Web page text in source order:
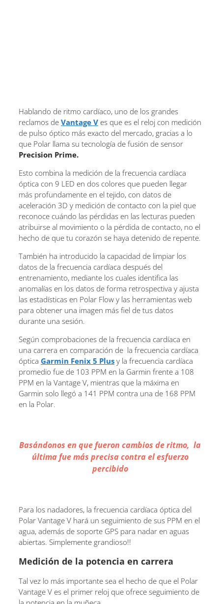
Hablando de ritmo cardíaco, uno de los grandes
reclamos de Vantage V es que es el reloj con medición
de pulso óptico más exacto del mercado, gracias a lo
que Polar llama su tecnología de fusión de sensor
Precision Prime.
Esto combina la medición de la frecuencia cardíaca
óptica con 9 LED en dos colores que pueden llegar
más profundamente en el tejido, con datos de
aceleración 3D y medición de contacto con la piel que
reconoce cuándo las pérdidas en las lecturas pueden
atribuirse al movimiento o la pérdida de contacto, no el
hecho de que tu corazón se haya detenido de repente.
También ha introducido la capacidad de limpiar los
datos de la frecuencia cardíaca después del
entrenamiento, mediante los cuales identifica las
anomalías en los datos de forma retrospectiva y ajusta
las estadísticas en Polar Flow y las herramientas web
para obtener una imagen más fiel de tus datos
durante una sesión.
Según comprobaciones de la frecuencia cardíaca en
una carrera en comparación de la frecuencia cardíaca
óptica Garmin Fenix ​​5 Plus y la frecuencia cardíaca
promedio fue de 103 PPM en la Garmin frente a 108
PPM en la Vantage V, mientras que la máxima en
Garmin solo llegó a 141 PPM contra una de 168 PPM
en la Polar.
Basándonos en que fueron cambios de ritmo, la
última fue más precisa contra el esfuerzo
percibido
Para los nadadores, la frecuencia cardíaca óptica del
Polar Vantage V hará un seguimiento de sus PPM en el
agua, además de soporte GPS para nadar en aguas
abiertas. Simplemente grandioso!!
Medición de la potencia en carrera
Tal vez lo más importante sea el hecho de que el Polar
Vantage V es el primer reloj que ofrece seguimiento de